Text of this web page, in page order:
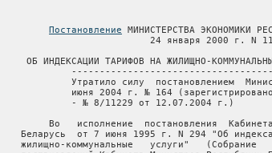
Постановление МИНИСТЕРСТВА ЭКОНОМИКИ
                       24 января 2000 г. N 11
ОБ ИНДЕКСАЦИИ ТАРИФОВ НА ЖИЛИЩНО-
Утратило силу  постановлением
июня 2004 г. № 164
         - № 8/11229 от 12.07.2004 г.)
Во   исполнение  постановления
Беларусь  от 7 июня 1995 г. N 294 "Об
жилищно-коммунальные   услуги"   (Собрание